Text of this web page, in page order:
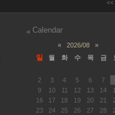
<<
Calendar
« 2026/08 »
일 월 화 수 목 금
2
3 4 5 6 7
9
10 11 12 13 14
16
17 18 19 20 21
23
24 25 26 27 28